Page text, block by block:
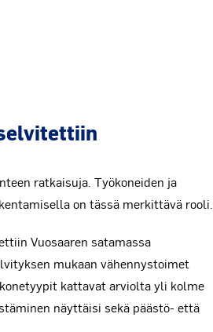
ratkaisuja. Työkoneiden ja
on tässä merkittävä rooli.
Vuosaaren satamassa
mukaan vähennystoimet
kattavat arviolta yli kolme
näyttäisi sekä päästö- että